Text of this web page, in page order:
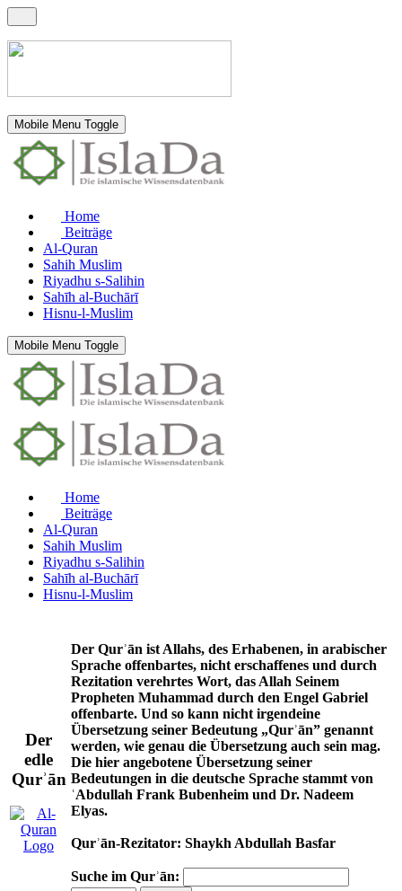
Mobile Menu Toggle
Home
Beiträge
Al-Quran
Sahih Muslim
Riyadhu s-Salihin
Sahīh al-Buchārī
Hisnu-l-Muslim
Mobile Menu Toggle
Home
Beiträge
Al-Quran
Sahih Muslim
Riyadhu s-Salihin
Sahīh al-Buchārī
Hisnu-l-Muslim
Der
edle
Qurʾān
Der Qurʾān ist Allahs, des Erhabenen, in arabischer
Sprache offenbartes, nicht erschaffenes und durch
Rezitation verehrtes Wort, das Allah Seinem
Propheten Muhammad durch den Engel Gabriel
offenbarte. Und so kann nicht irgendeine
Übersetzung seiner Bedeutung „Qurʾān” genannt
werden, wie genau die Übersetzung auch sein mag.
Die hier angebotene Übersetzung seiner
Bedeutungen in die deutsche Sprache stammt von
ʿAbdullah Frank Bubenheim und Dr. Nadeem
Elyas.
Qurʾān-Rezitator: Shaykh Abdullah Basfar
Suche im Qurʾān: